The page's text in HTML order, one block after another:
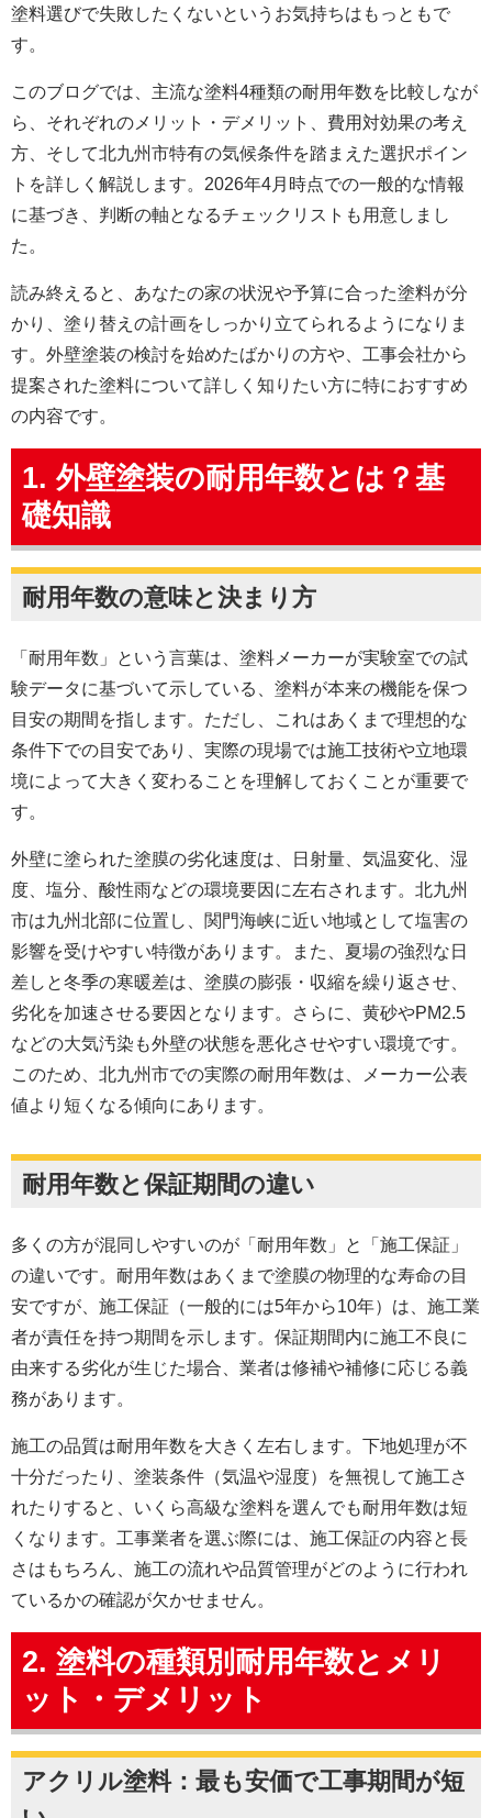
塗料選びで失敗したくないというお気持ちはもっともで
す。
このブログでは、主流な塗料4種類の耐用年数を比較しなが
ら、それぞれのメリット・デメリット、費用対効果の考え
方、そして北九州市特有の気候条件を踏まえた選択ポイン
トを詳しく解説します。2026年4月時点での一般的な情報
に基づき、判断の軸となるチェックリストも用意しまし
た。
読み終えると、あなたの家の状況や予算に合った塗料が分
かり、塗り替えの計画をしっかり立てられるようになりま
す。外壁塗装の検討を始めたばかりの方や、工事会社から
提案された塗料について詳しく知りたい方に特におすすめ
の内容です。
1. 外壁塗装の耐用年数とは？基
礎知識
耐用年数の意味と決まり方
「耐用年数」という言葉は、塗料メーカーが実験室での試
験データに基づいて示している、塗料が本来の機能を保つ
目安の期間を指します。ただし、これはあくまで理想的な
条件下での目安であり、実際の現場では施工技術や立地環
境によって大きく変わることを理解しておくことが重要で
す。
外壁に塗られた塗膜の劣化速度は、日射量、気温変化、湿
度、塩分、酸性雨などの環境要因に左右されます。北九州
市は九州北部に位置し、関門海峡に近い地域として塩害の
影響を受けやすい特徴があります。また、夏場の強烈な日
差しと冬季の寒暖差は、塗膜の膨張・収縮を繰り返させ、
劣化を加速させる要因となります。さらに、黄砂やPM2.5
などの大気汚染も外壁の状態を悪化させやすい環境です。
このため、北九州市での実際の耐用年数は、メーカー公表
値より短くなる傾向にあります。
耐用年数と保証期間の違い
多くの方が混同しやすいのが「耐用年数」と「施工保証」
の違いです。耐用年数はあくまで塗膜の物理的な寿命の目
安ですが、施工保証（一般的には5年から10年）は、施工業
者が責任を持つ期間を示します。保証期間内に施工不良に
由来する劣化が生じた場合、業者は修補や補修に応じる義
務があります。
施工の品質は耐用年数を大きく左右します。下地処理が不
十分だったり、塗装条件（気温や湿度）を無視して施工さ
れたりすると、いくら高級な塗料を選んでも耐用年数は短
くなります。工事業者を選ぶ際には、施工保証の内容と長
さはもちろん、施工の流れや品質管理がどのように行われ
ているかの確認が欠かせません。
2. 塗料の種類別耐用年数とメリ
ット・デメリット
アクリル塗料：最も安価で工事期間が短